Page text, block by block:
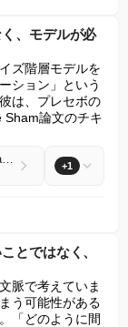
、モデルが必
ズ階層モデルを
ション」という
は、プレセボの
Sham論文のチキ
“Placebo tests deserve a model, not just a glance.” +1
とではなく、
脈で考えていま
う可能性がある
「どのように間